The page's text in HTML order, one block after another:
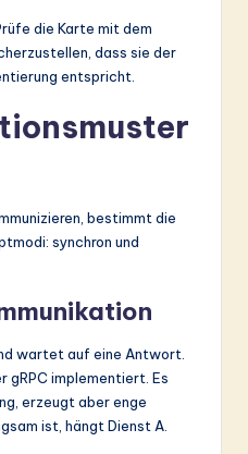
die Karte mit dem
dass sie der
entspricht.
bestimmt die
synchron und
wartet auf eine Antwort.
gRPC implementiert. Es
erzeugt aber enge
ist, hängt Dienst A.